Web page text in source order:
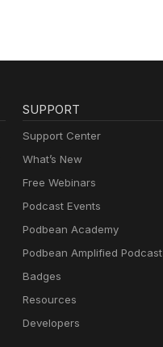
SUPPORT
Support Center
What’s New
Free Webinars
Podcast Events
Podbean Academy
Podbean Amplified Podcast
Badges
Resources
Developers